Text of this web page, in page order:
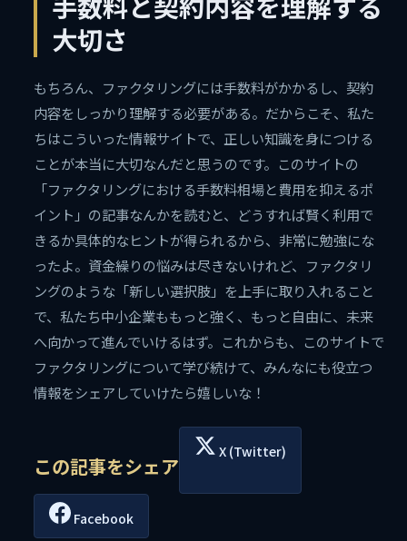
手数料と契約内容を理解する
大切さ
もちろん、ファクタリングには手数料がかかるし、契約
内容をしっかり理解する必要がある。だからこそ、私た
ちはこういった情報サイトで、正しい知識を身につける
ことが本当に大切なんだと思うのです。このサイトの
「ファクタリングにおける手数料相場と費用を抑えるポ
イント」の記事なんかを読むと、どうすれば賢く利用で
きるか具体的なヒントが得られるから、非常に勉強にな
ったよ。資金繰りの悩みは尽きないけれど、ファクタリ
ングのような「新しい選択肢」を上手に取り入れること
で、私たち中小企業ももっと強く、もっと自由に、未来
へ向かって進んでいけるはず。これからも、このサイトで
ファクタリングについて学び続けて、みんなにも役立つ
情報をシェアしていけたら嬉しいな！
この記事をシェア
X (Twitter)
Facebook